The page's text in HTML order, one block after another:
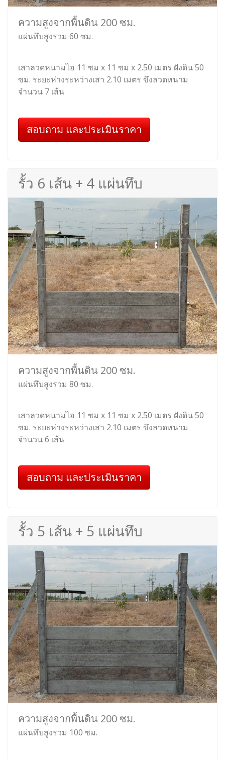
ความสูงจากพื้นดิน 200 ซม.
แผ่นทึบสูงรวม 60 ซม.
เสาลวดหนามไอ 11 ซม x 11 ซม x 2.50 เมตร ฝังดิน 50
ซม. ระยะห่างระหว่างเสา 2.10 เมตร ขึงลวดหนาม
จำนวน 7 เส้น
สอบถาม และประเมินราคา
รั้ว 6 เส้น + 4 แผ่นทึบ
ความสูงจากพื้นดิน 200 ซม.
แผ่นทึบสูงรวม 80 ซม.
เสาลวดหนามไอ 11 ซม x 11 ซม x 2.50 เมตร ฝังดิน 50
ซม. ระยะห่างระหว่างเสา 2.10 เมตร ขึงลวดหนาม
จำนวน 6 เส้น
สอบถาม และประเมินราคา
รั้ว 5 เส้น + 5 แผ่นทึบ
ความสูงจากพื้นดิน 200 ซม.
แผ่นทึบสูงรวม 100 ซม.